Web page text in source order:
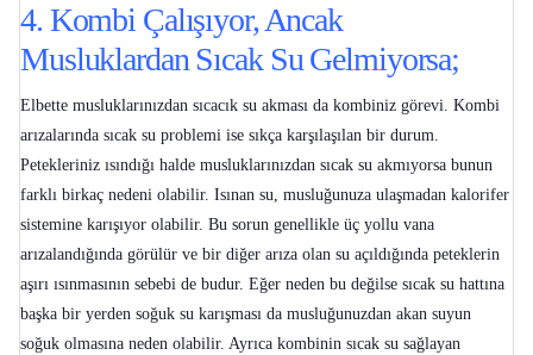
4. Kombi Çalışıyor, Ancak
Musluklardan Sıcak Su Gelmiyorsa;
Elbette musluklarınızdan sıcacık su akması da kombiniz görevi. Kombi
arızalarında sıcak su problemi ise sıkça karşılaşılan bir durum.
Petekleriniz ısındığı halde musluklarınızdan sıcak su akmıyorsa bunun
farklı birkaç nedeni olabilir. Isınan su, musluğunuza ulaşmadan kalorifer
sistemine karışıyor olabilir. Bu sorun genellikle üç yollu vana
arızalandığında görülür ve bir diğer arıza olan su açıldığında peteklerin
aşırı ısınmasının sebebi de budur. Eğer neden bu değilse sıcak su hattına
başka bir yerden soğuk su karışması da musluğunuzdan akan suyun
soğuk olmasına neden olabilir. Ayrıca kombinin sıcak su sağlayan